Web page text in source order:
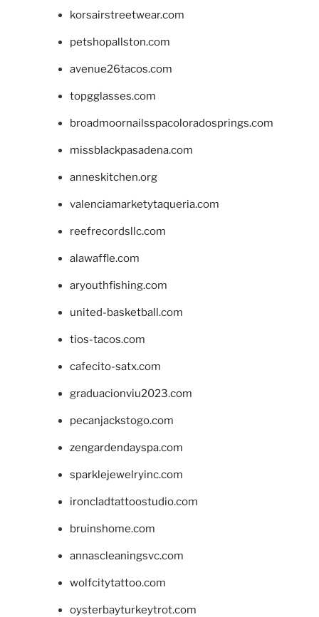
korsairstreetwear.com
petshopallston.com
avenue26tacos.com
topgglasses.com
broadmoornailsspacoloradosprings.com
missblackpasadena.com
anneskitchen.org
valenciamarketytaqueria.com
reefrecordsllc.com
alawaffle.com
aryouthfishing.com
united-basketball.com
tios-tacos.com
cafecito-satx.com
graduacionviu2023.com
pecanjackstogo.com
zengardendayspa.com
sparklejewelryinc.com
ironcladtattoostudio.com
bruinshome.com
annascleaningsvc.com
wolfcitytattoo.com
oysterbayturkeytrot.com